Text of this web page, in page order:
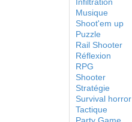
Musique
Shoot'em up
Puzzle
Rail Shooter
Réflexion
RPG
Shooter
Stratégie
Survival horror
Tactique